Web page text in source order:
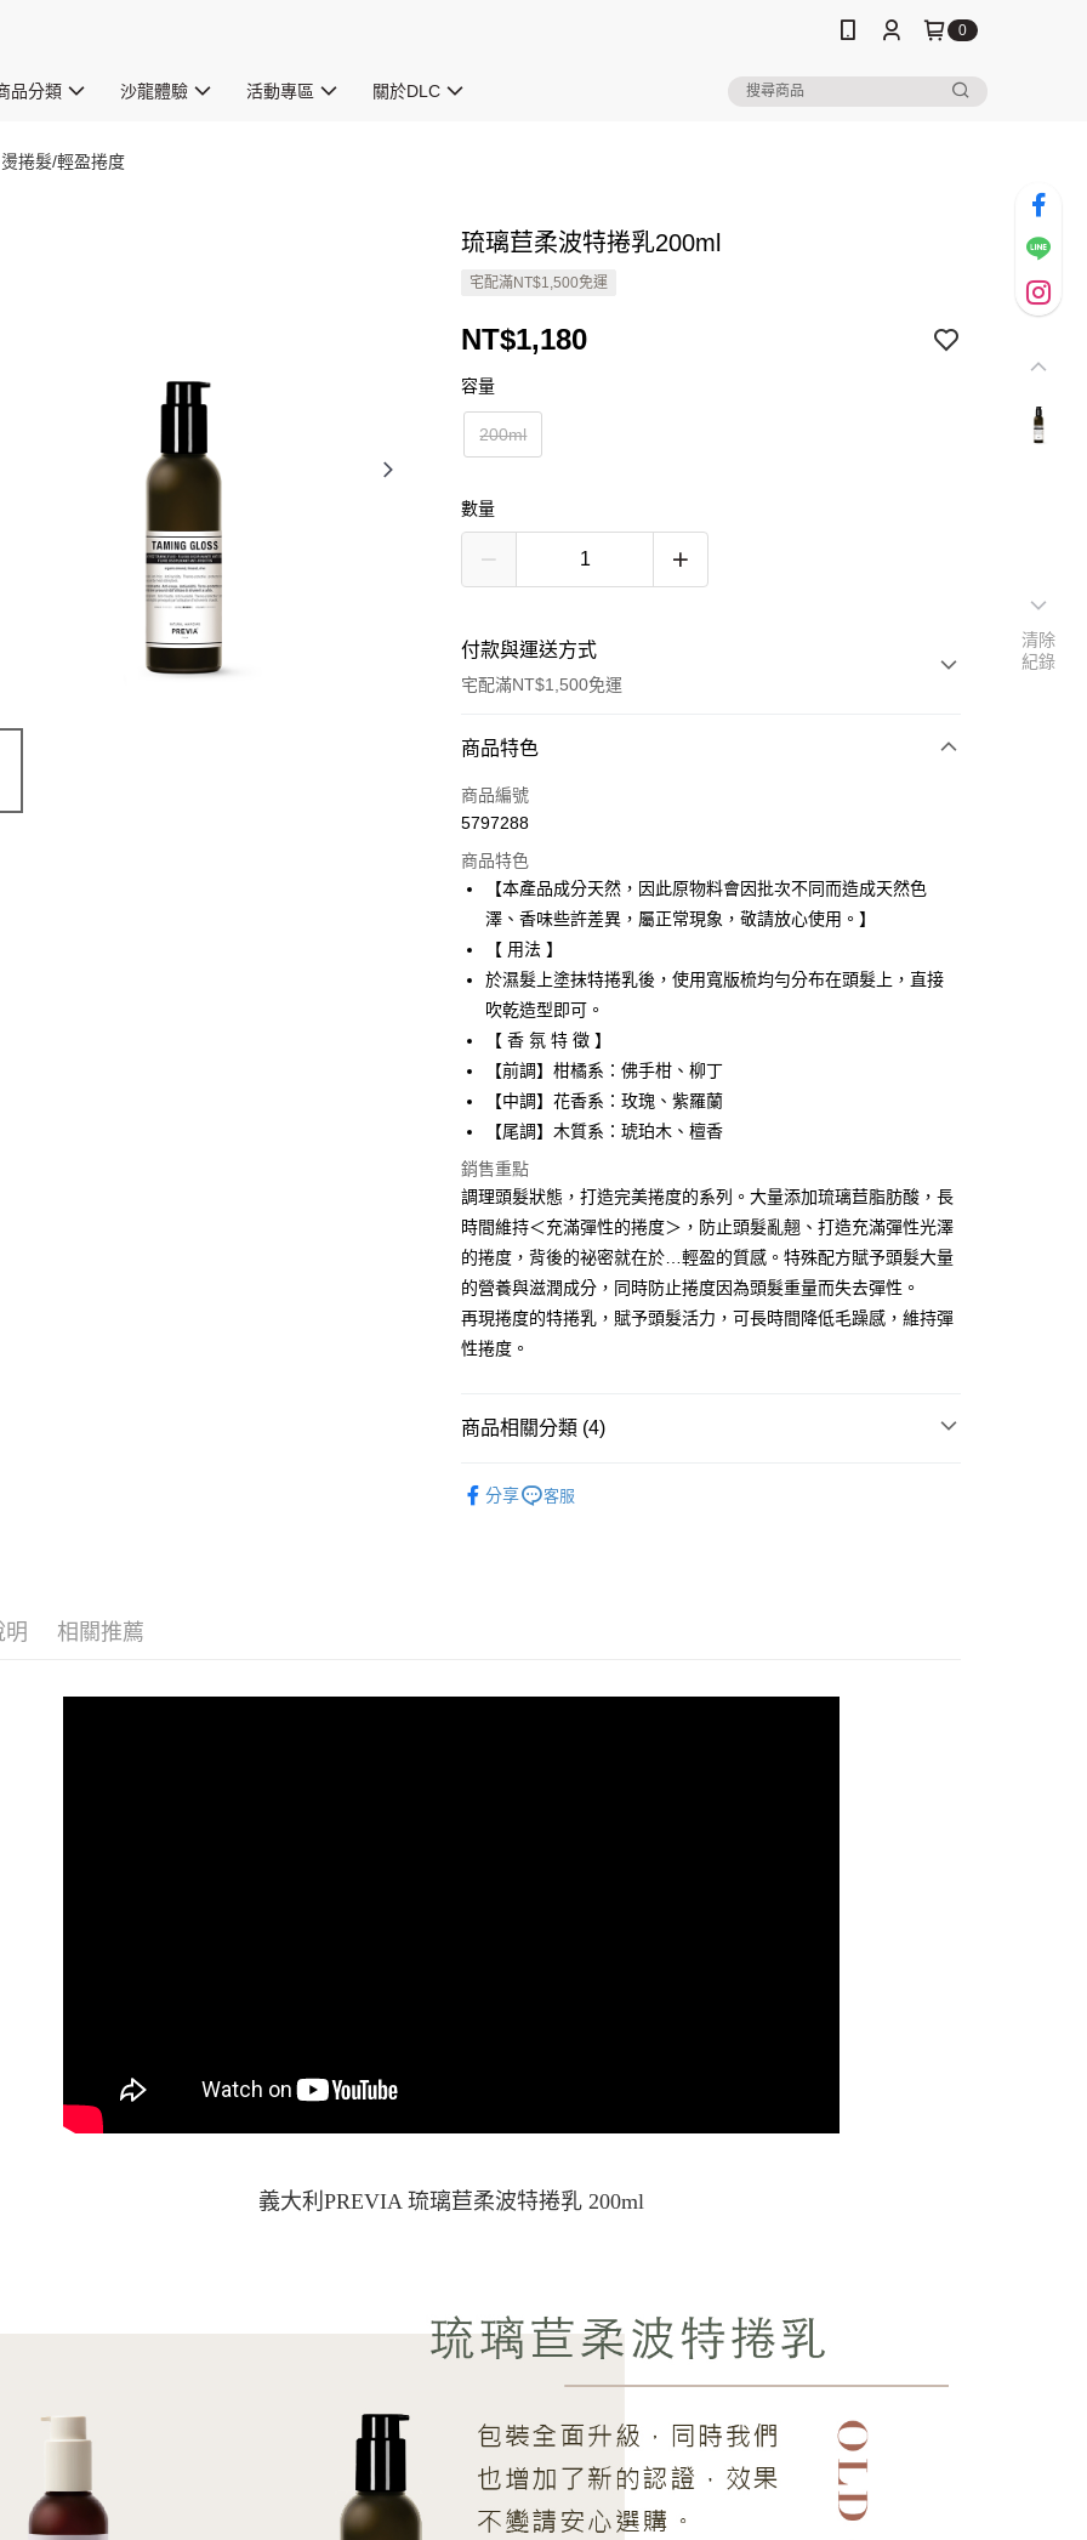
0
品分類 沙龍體驗 活動專區 關於DLC
捲髮/輕盈捲度
琉璃苣柔波特捲乳200ml
宅配滿NT$1,500免運
NT$1,180
容量
200ml
數量
付款與運送方式
宅配滿NT$1,500免運
付款方式
信用卡一次付款
ATM付款
運送方式
黑貓宅急便
每筆NT$100，滿NT$1,500(含以上)免運費
每筆NT$300，滿NT$5,000(含以上)免運費
商品特色
商品編號
5797288
商品特色
【本產品成分天然，因此原物料會因批次不同而造成天然色
澤、香味些許差異，屬正常現象，敬請放心使用。】
【 用法 】
於濕髮上塗抹特捲乳後，使用寬版梳均勻分布在頭髮上，直接
吹乾造型即可。
【 香 氛 特 徵 】
【前調】柑橘系：佛手柑、柳丁
【中調】花香系：玫瑰、紫羅蘭
【尾調】木質系：琥珀木、檀香
銷售重點
調理頭髮狀態，打造完美捲度的系列。大量添加琉璃苣脂肪酸，長
時間維持＜充滿彈性的捲度＞，防止頭髮亂翹、打造充滿彈性光澤
的捲度，背後的祕密就在於…輕盈的質感。特殊配方賦予頭髮大量
的營養與滋潤成分，同時防止捲度因為頭髮重量而失去彈性。
再現捲度的特捲乳，賦予頭髮活力，可長時間降低毛躁感，維持彈
性捲度。
商品相關分類 (4)
度 分享 客服
明 相關推薦
義大利PREVIA 琉璃苣柔波特捲乳 200ml
清除
紀錄